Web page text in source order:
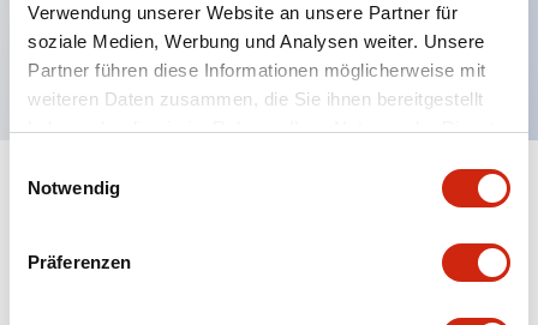
Verwendung unserer Website an unsere Partner für
soziale Medien, Werbung und Analysen weiter. Unsere
Partner führen diese Informationen möglicherweise mit
weiteren Daten zusammen, die Sie ihnen bereitgestellt
haben oder die sie im Rahmen Ihrer Nutzung der Dienste
Notwendig
Präferenzen
Kontakt, freiliegender Schraubanschluss, schwarzer
Knopf
Spezifikationen Alle erweitern+
Aesthetic Specifications